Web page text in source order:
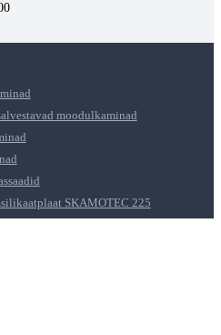
moodulkaminad
SKAMOTEC 225